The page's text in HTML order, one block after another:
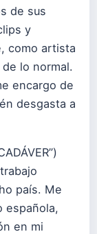
de sus
y
como artista
lo normal.
encargo de
desgasta a
país. Me
española,
en mi